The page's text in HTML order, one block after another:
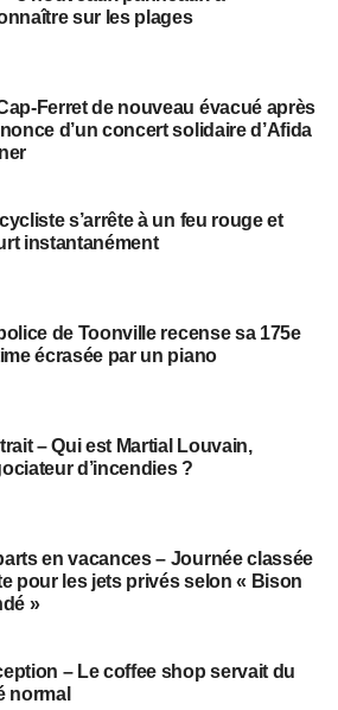
sur les plages
Ferret de nouveau évacué après
d’un concert solidaire d’Afida
s’arrête à un feu rouge et
instantanément
de Toonville recense sa 175e
écrasée par un piano
– Qui est Martial Louvain,
d’incendies ?
en vacances – Journée classée
pour les jets privés selon « Bison
»
– Le coffee shop servait du
normal